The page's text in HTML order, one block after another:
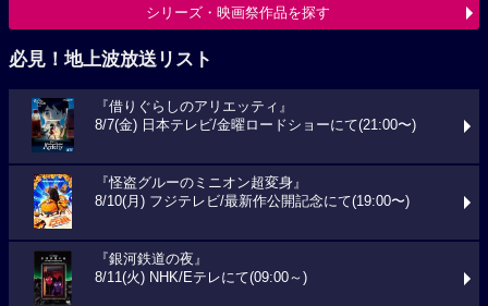
シリーズ・映画祭作品を探す
必見！地上波放送リスト
『借りぐらしのアリエッティ』
8/7(金) 日本テレビ/金曜ロードショーにて(21:00〜)
『怪盗グルーのミニオン超変身』
8/10(月) フジテレビ/最新作公開記念にて(19:00〜)
『銀河鉄道の夜』
8/11(火) NHK/Eテレにて(09:00～)